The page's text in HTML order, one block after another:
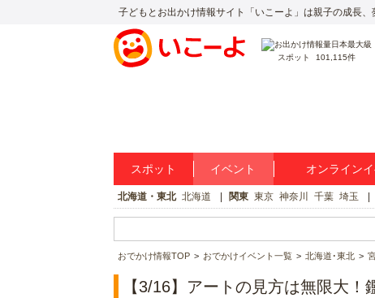
子どもとお出かけ情報サイト「いこーよ」は親子の成長、
スポット 101,115件
スポット イベント オンライン
北海道・東北 北海道 関東 東京 神奈川 千葉 埼玉
おでかけ情報TOP おでかけイベント一覧 北海道･東北
【3/16】アートの見方は無限大